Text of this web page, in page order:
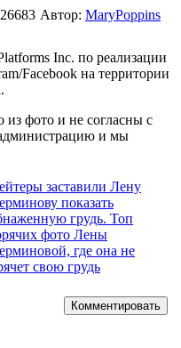
Автор: MaryPoppins
Inc. по реализации
Facebook на территории
из фото и не согласны с
и мы
заставили Лену
показать
грудь. Топ
фото Лены
где она не
свою грудь
Комментировать